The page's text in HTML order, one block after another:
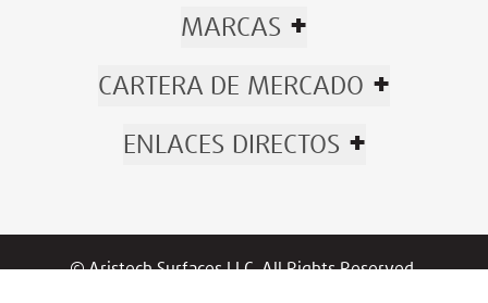
MARCAS +
CARTERA DE MERCADO +
ENLACES DIRECTOS +
© Aristech Surfaces LLC. All Rights Reserved.